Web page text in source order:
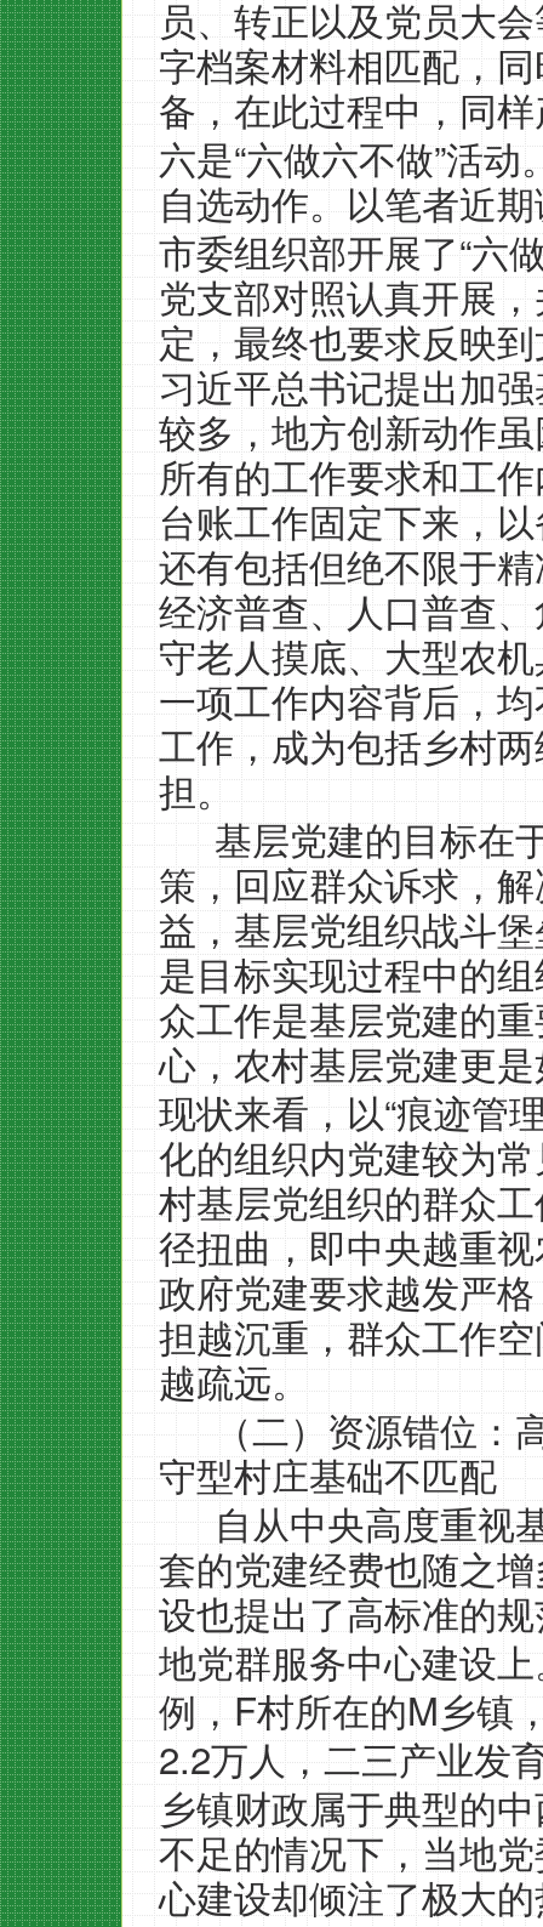
员、转正以及党员大
字档案材料相匹配，
备，在此过程中，同
六是“六做六不做”活动
自选动作。以笔者近
市委组织部开展了“六
党支部对照认真开展
定，最终也要求反映
习近平总书记提出加
较多，地方创新动作
所有的工作要求和工
台账工作固定下来，
还有包括但绝不限于
经济普查、人口普查
守老人摸底、大型农
一项工作内容背后，
工作，成为包括乡村
担。
基层党建的目标在
策，回应群众诉求，
益，基层党组织战斗
是目标实现过程中的
众工作是基层党建的
心，农村基层党建更
现状来看，以“痕迹管
化的组织内党建较为
村基层党组织的群众
径扭曲，即中央越重
政府党建要求越发严
担越沉重，群众工作
越疏远。
（二）资源错位：
守型村庄基础不匹配
自从中央高度重视
套的党建经费也随之
设也提出了高标准的
地党群服务中心建设
例，F村所在的M乡镇
2.2万人，二三产业发
乡镇财政属于典型的
不足的情况下，当地
心建设却倾注了极大